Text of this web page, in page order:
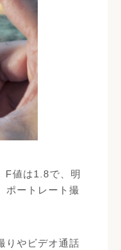
F値は1.8で、明
ポートレート撮
りやビデオ通話